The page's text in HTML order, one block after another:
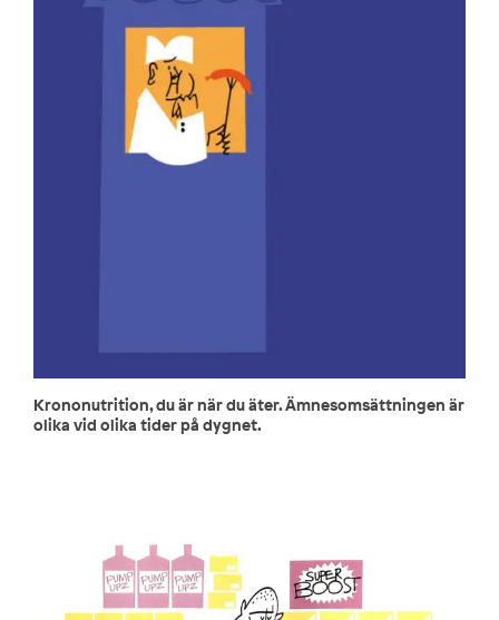
Krononutrition, du är när du äter. Ämnesomsättningen är
olika vid olika tider på dygnet.